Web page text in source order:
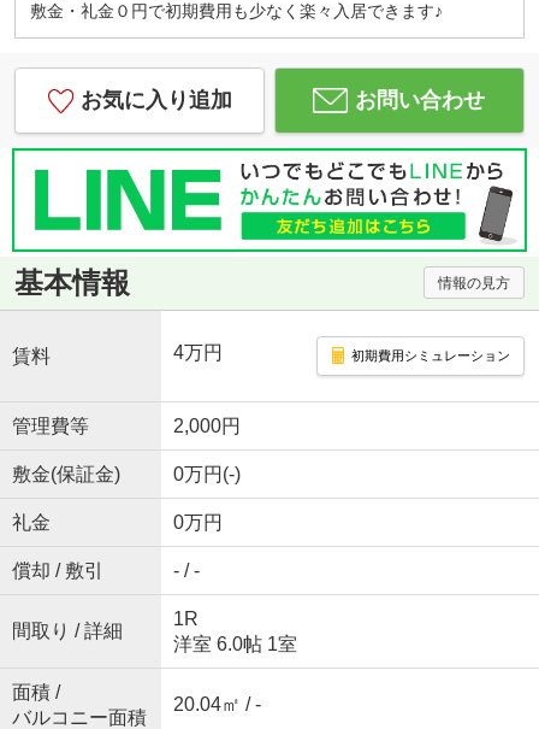
敷金・礼金０円で初期費用も少なく楽々入居できます♪
お気に入り追加 お問い合わせ
基本情報 情報の見方
賃料 4万円 初期費用シミュレーション
管理費等 2,000円
敷金(保証金) 0万円(-)
礼金 0万円
償却 / 敷引 - / -
間取り / 詳細
1R
洋室 6.0帖 1室
面積 /
バルコニー面積
20.04㎡ / -